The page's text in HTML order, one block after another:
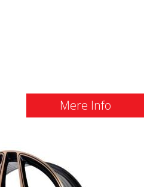
Mere Info